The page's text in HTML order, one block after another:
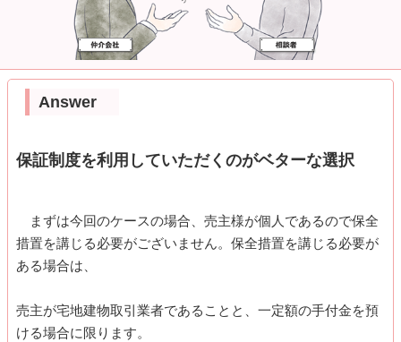
Answer
保証制度を利用していただくのがベターな選択
まずは今回のケースの場合、売主様が個人であるので保全
措置を講じる必要がございません。保全措置を講じる必要が
ある場合は、
売主が宅地建物取引業者であることと、一定額の手付金を預
ける場合に限ります。